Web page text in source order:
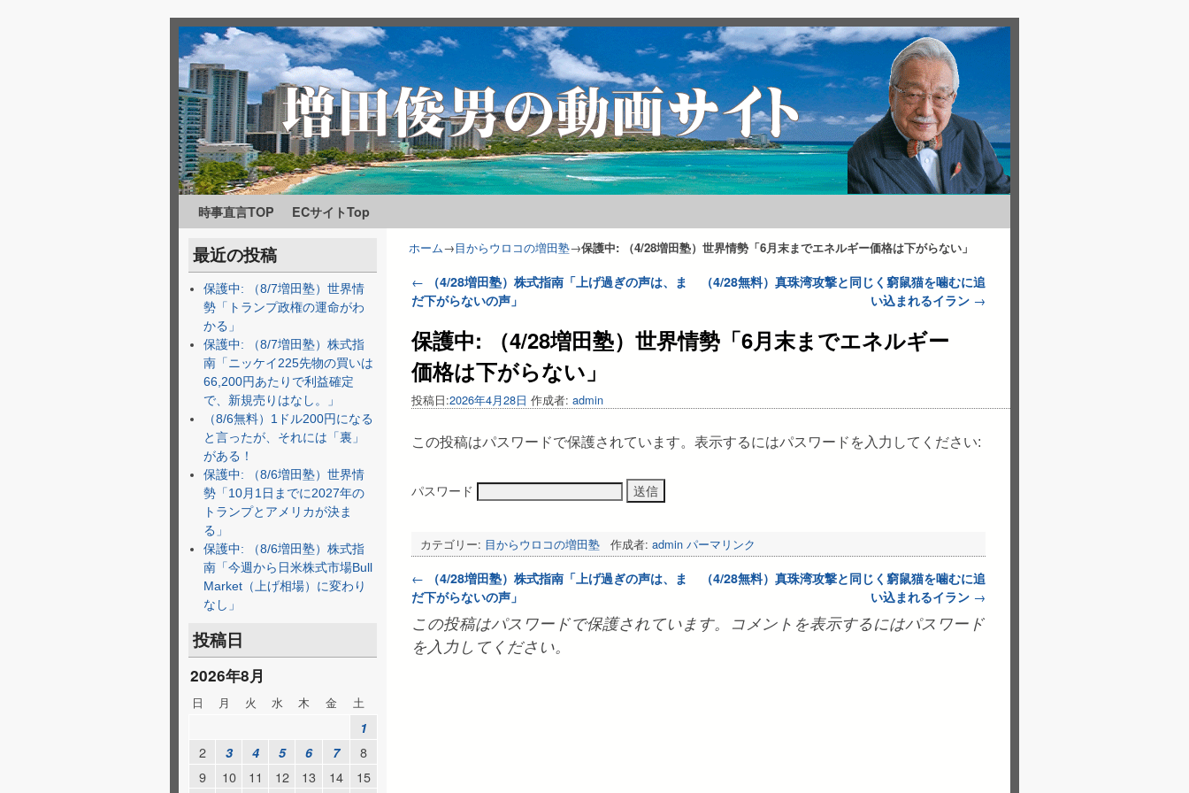
メインコンテンツへ移動
サブコンテンツへ移動
時事直言TOP ECサイトTop
最近の投稿
保護中: （8/7増田塾）世界情
勢「トランプ政権の運命がわ
かる」
保護中: （8/7増田塾）株式指
南「ニッケイ225先物の買いは
66,200円あたりで利益確定
で、新規売りはなし。」
（8/6無料）1ドル200円になる
と言ったが、それには「裏」
がある！
保護中: （8/6増田塾）世界情
勢「10月1日までに2027年の
トランプとアメリカが決ま
る」
保護中: （8/6増田塾）株式指
南「今週から日米株式市場Bull
Market（上げ相場）に変わり
なし」
投稿日
2026年8月
日 月 火 水 木 金 土
1
2 3 4 5 6 7
8
9
10 11 12 13 14
15
ホーム→目からウロコの増田塾→保護中: （4/28増田塾）世界情勢「6月末までエネルギー価格は下がらない」
投稿ナビゲーション
← （4/28増田塾）株式指南「上げ過ぎの声は、ま
だ下がらないの声」
（4/28無料）真珠湾攻撃と同じく窮鼠猫を噛むに追
い込まれるイラン →
保護中: （4/28増田塾）世界情勢「6月末までエネルギー
価格は下がらない」
投稿日:2026年4月28日 作成者: admin
この投稿はパスワードで保護されています。表示するにはパスワードを入力してください:
パスワード
カテゴリー: 目からウロコの増田塾 作成者:admin パーマリンク
投稿ナビゲーション
← （4/28増田塾）株式指南「上げ過ぎの声は、ま
だ下がらないの声」
（4/28無料）真珠湾攻撃と同じく窮鼠猫を噛むに追
い込まれるイラン →
この投稿はパスワードで保護されています。コメントを表示するにはパスワード
を入力してください。